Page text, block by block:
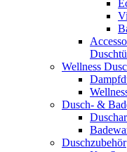
Wellness
Dusch- &
Duschzubehör